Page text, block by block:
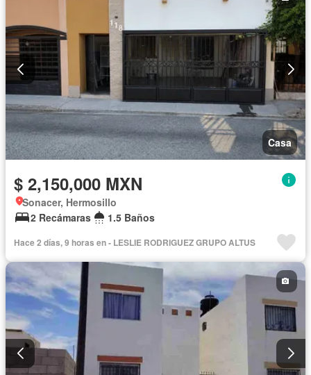
Casa
$ 2,150,000 MXN
Sonacer, Hermosillo
2 Recámaras
1.5 Baños
Hace 2 días, 9 horas en - LESLIE RODRIGUEZ GRUPO ALTUS